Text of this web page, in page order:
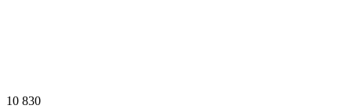
10 830